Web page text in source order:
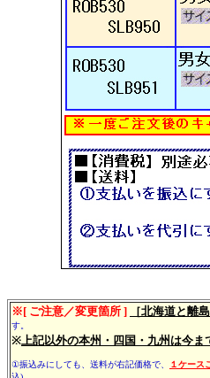
※[ ご注意／変更箇所 ] ［北海道と離
す。
※上記以外の本州・四国・九州は今ま
①振込みにしても、送料が右記価格で、 １ケース